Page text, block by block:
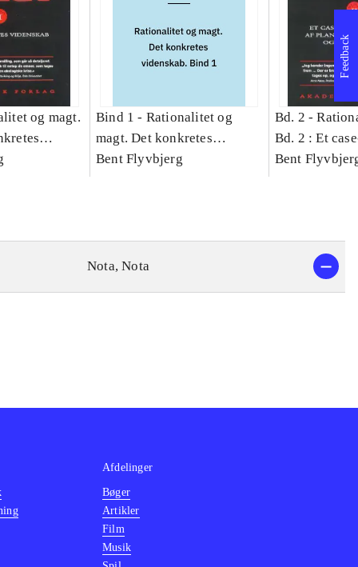
og magt.
Bind 1 - Rationalitet og
magt. Det konkretes
videnskab. Bind 1
Bent Flyvbjerg
Bd. 2 -
Bd. 2 : Et
studie af
Bent
Nota, Nota
Feedback
Afdelinger
Bøger
Artikler
Film
Musik